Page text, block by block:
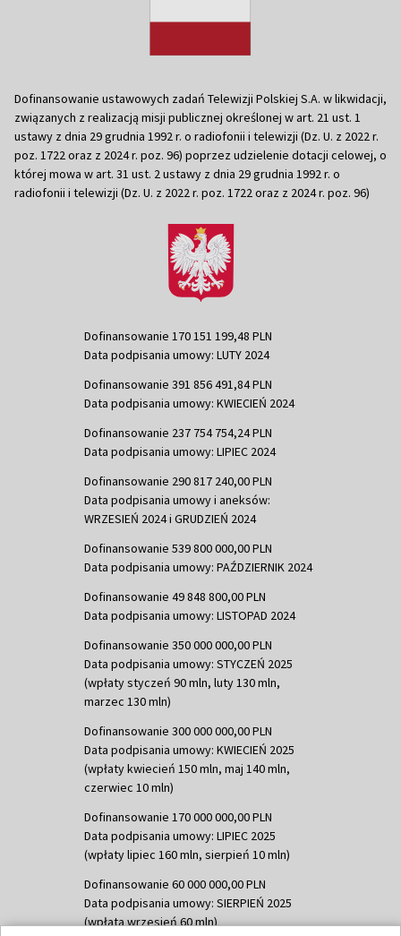
Dofinansowanie ustawowych zadań Telewizji Polskiej S.A. w likwidacji,
związanych z realizacją misji publicznej określonej w art. 21 ust. 1
ustawy z dnia 29 grudnia 1992 r. o radiofonii i telewizji (Dz. U. z 2022 r.
poz. 1722 oraz z 2024 r. poz. 96) poprzez udzielenie dotacji celowej, o
której mowa w art. 31 ust. 2 ustawy z dnia 29 grudnia 1992 r. o
radiofonii i telewizji (Dz. U. z 2022 r. poz. 1722 oraz z 2024 r. poz. 96)
Dofinansowanie 170 151 199,48 PLN
Data podpisania umowy: LUTY 2024
Dofinansowanie 391 856 491,84 PLN
Data podpisania umowy: KWIECIEŃ 2024
Dofinansowanie 237 754 754,24 PLN
Data podpisania umowy: LIPIEC 2024
Dofinansowanie 290 817 240,00 PLN
Data podpisania umowy i aneksów:
WRZESIEŃ 2024 i GRUDZIEŃ 2024
Dofinansowanie 539 800 000,00 PLN
Data podpisania umowy: PAŹDZIERNIK 2024
Dofinansowanie 49 848 800,00 PLN
Data podpisania umowy: LISTOPAD 2024
Dofinansowanie 350 000 000,00 PLN
Data podpisania umowy: STYCZEŃ 2025
(wpłaty styczeń 90 mln, luty 130 mln,
marzec 130 mln)
Dofinansowanie 300 000 000,00 PLN
Data podpisania umowy: KWIECIEŃ 2025
(wpłaty kwiecień 150 mln, maj 140 mln,
czerwiec 10 mln)
Dofinansowanie 170 000 000,00 PLN
Data podpisania umowy: LIPIEC 2025
(wpłaty lipiec 160 mln, sierpień 10 mln)
Dofinansowanie 60 000 000,00 PLN
Data podpisania umowy: SIERPIEŃ 2025
(wpłata wrzesień 60 mln)